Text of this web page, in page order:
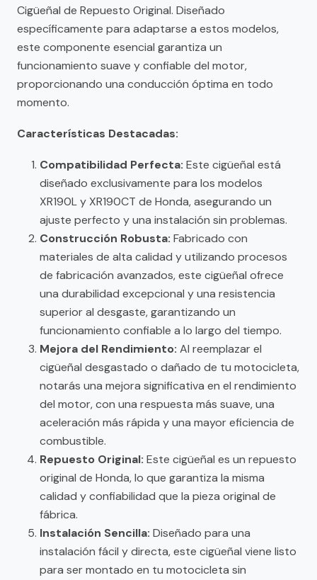
Cigüeñal de Repuesto Original. Diseñado
específicamente para adaptarse a estos modelos,
este componente esencial garantiza un
funcionamiento suave y confiable del motor,
proporcionando una conducción óptima en todo
momento.
Características Destacadas:
Compatibilidad Perfecta: Este cigüeñal está
diseñado exclusivamente para los modelos
XR190L y XR190CT de Honda, asegurando un
ajuste perfecto y una instalación sin problemas.
Construcción Robusta: Fabricado con
materiales de alta calidad y utilizando procesos
de fabricación avanzados, este cigüeñal ofrece
una durabilidad excepcional y una resistencia
superior al desgaste, garantizando un
funcionamiento confiable a lo largo del tiempo.
Mejora del Rendimiento: Al reemplazar el
cigüeñal desgastado o dañado de tu motocicleta,
notarás una mejora significativa en el rendimiento
del motor, con una respuesta más suave, una
aceleración más rápida y una mayor eficiencia de
combustible.
Repuesto Original: Este cigüeñal es un repuesto
original de Honda, lo que garantiza la misma
calidad y confiabilidad que la pieza original de
fábrica.
Instalación Sencilla: Diseñado para una
instalación fácil y directa, este cigüeñal viene listo
para ser montado en tu motocicleta sin